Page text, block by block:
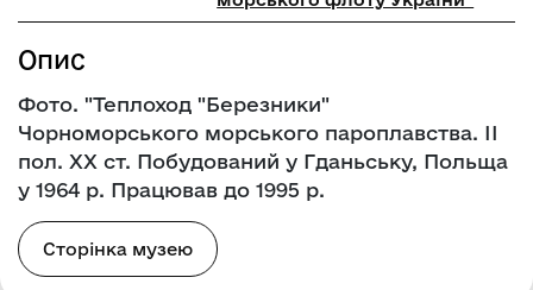
Опис
Фото. "Теплоход "Березники"
Чорноморського морського пароплавства. ІІ
пол. ХХ ст. Побудований у Гданьську, Польща
у 1964 р. Працював до 1995 р.
Сторінка музею